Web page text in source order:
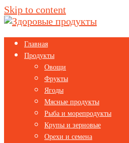
Skip to content
Главная
Продукты
Овощи
Фрукты
Ягоды
Мясные продукты
Рыба и морепродукты
Крупы и зерновые
Орехи и семена